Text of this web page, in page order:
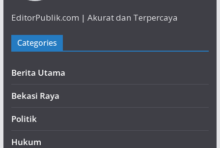
EditorPublik.com | Akurat dan Terpercaya
Categories
Berita Utama
Bekasi Raya
Politik
Hukum